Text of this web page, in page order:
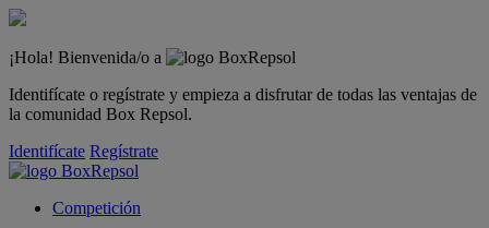
¡Hola! Bienvenida/o a
Identifícate o regístrate y empieza a disfrutar de todas las ventajas de
la comunidad Box Repsol.
Identifícate Regístrate
Competición